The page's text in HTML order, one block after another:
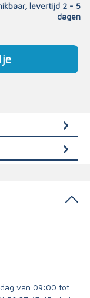
levertijd 2 - 5
dagen
van 09:00 tot